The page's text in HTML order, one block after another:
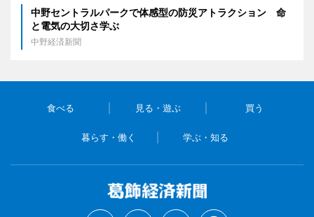
中野セントラルパークで体感型の防災アトラクション 命
と電気の大切さ学ぶ
中野経済新聞
食べる 見る・遊ぶ 買う
暮らす・働く 学ぶ・知る